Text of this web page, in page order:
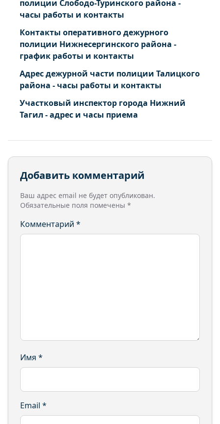
полиции Слободо-Туринского района -
часы работы и контакты
Контакты оперативного дежурного
полиции Нижнесергинского района -
график работы и контакты
Адрес дежурной части полиции Талицкого
района - часы работы и контакты
Участковый инспектор города Нижний
Тагил - адрес и часы приема
Добавить комментарий
Ваш адрес email не будет опубликован.
Обязательные поля помечены *
Комментарий *
Имя *
Email *